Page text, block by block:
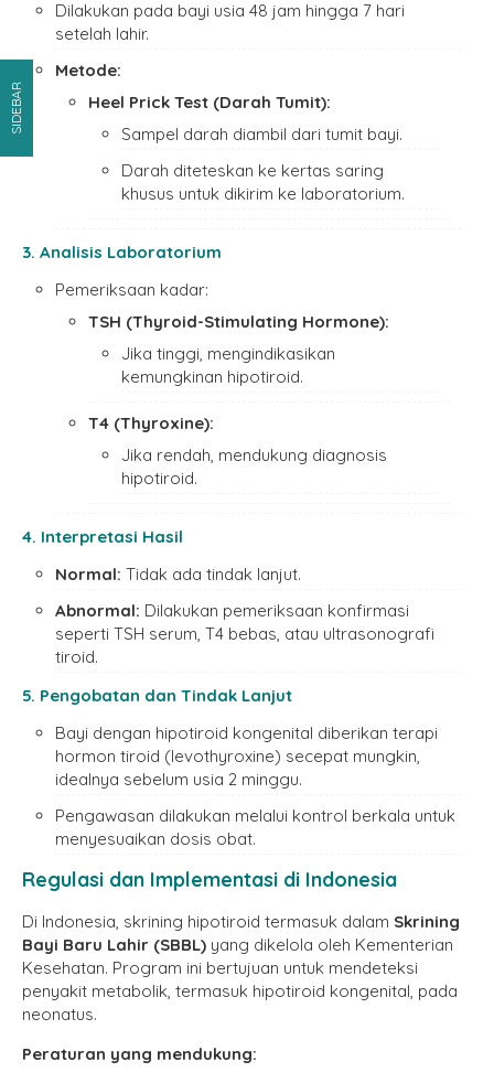
Dilakukan pada bayi usia 48 jam hingga 7 hari
setelah lahir.
Metode:
Heel Prick Test (Darah Tumit):
Sampel darah diambil dari tumit bayi.
Darah diteteskan ke kertas saring
khusus untuk dikirim ke laboratorium.
3. Analisis Laboratorium
Pemeriksaan kadar:
TSH (Thyroid-Stimulating Hormone):
Jika tinggi, mengindikasikan
kemungkinan hipotiroid.
T4 (Thyroxine):
Jika rendah, mendukung diagnosis
hipotiroid.
4. Interpretasi Hasil
Normal: Tidak ada tindak lanjut.
Abnormal: Dilakukan pemeriksaan konfirmasi
seperti TSH serum, T4 bebas, atau ultrasonografi
tiroid.
5. Pengobatan dan Tindak Lanjut
Bayi dengan hipotiroid kongenital diberikan terapi
hormon tiroid (levothyroxine) secepat mungkin,
idealnya sebelum usia 2 minggu.
Pengawasan dilakukan melalui kontrol berkala untuk
menyesuaikan dosis obat.
Regulasi dan Implementasi di Indonesia
Di Indonesia, skrining hipotiroid termasuk dalam Skrining
Bayi Baru Lahir (SBBL) yang dikelola oleh Kementerian
Kesehatan. Program ini bertujuan untuk mendeteksi
penyakit metabolik, termasuk hipotiroid kongenital, pada
neonatus.
Peraturan yang mendukung:
SIDEBAR